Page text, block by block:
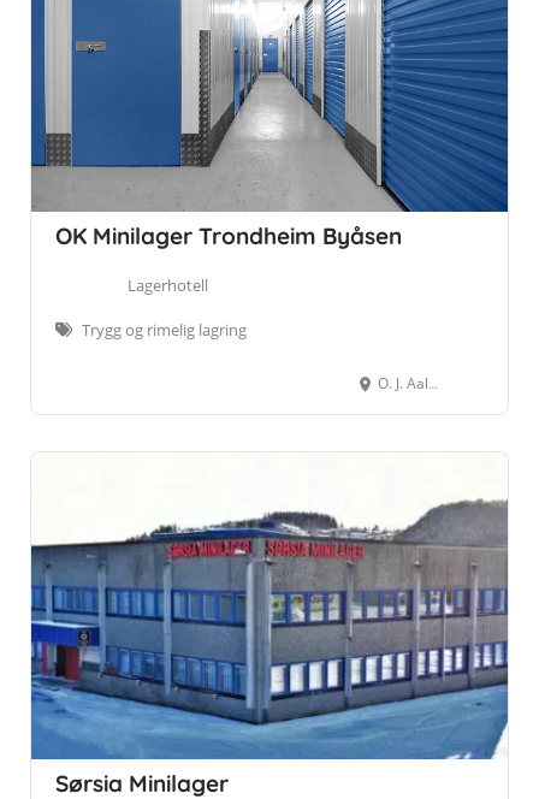
OK Minilager Trondheim Byåsen
Lagerhotell
Trygg og rimelig lagring
O. J. Aalmos veg 25, 7023 Trondheim
Sørsia Minilager